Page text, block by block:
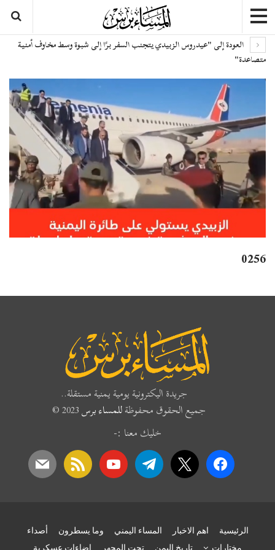
العودة إلى "عيدروس الزبيدي يتجنب السفر برًا إلى شبوة وسط مخاوف أمنية
متصاعدة"
0256
جريدة اليكترونية يومية يمنية مستقلة..
جميع الحقوق محفوظةللمساء برس
خليك معنا :-
facebook
x
telegram
youtube
rss
mail
الرئيسية اهم الاخبار المساء اليمني وما يسطرون
أصداء
مختارات
تاريخ اليمن تحت المجهر إضاءات عسكرية